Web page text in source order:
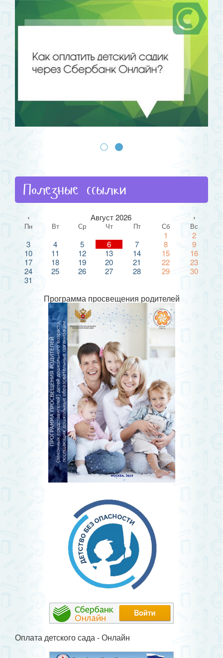
Полезные ссылки
‹ Август 2026 ›
Пн Вт Ср Чт Пт Сб Вс
1
2
3
4 5 6 7 8
9
10
11 12 13 14 15
16
17
18 19 20 21 22
23
24
25 26 27 28 29
30
31
Программа просвещения родителей
Оплата детского сада - Онлайн